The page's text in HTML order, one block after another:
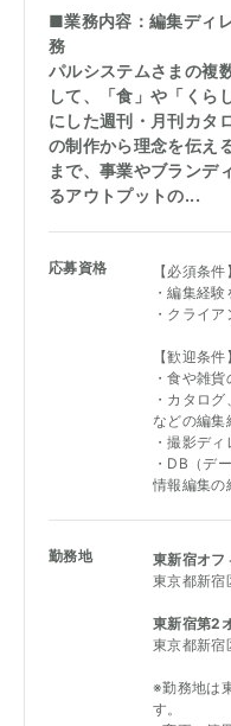
■業務内容：編集ディ
務
パルシステムさまの複
して、「食」や「くら
にした週刊・月刊カタ
の制作から理念を伝え
まで、事業やブランデ
るアウトプットの...
応募資格
【必須条件】
・編集経
・クライ
【歓迎条件】
・食や雑
・カタロ
などの編集
・撮影デ
・DB（デ
情報編集の
勤務地
東新宿オフ
東京都新宿
東新宿第2
東京都新宿
※勤務地は
す。